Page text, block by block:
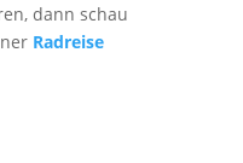
dann schau
Radreise